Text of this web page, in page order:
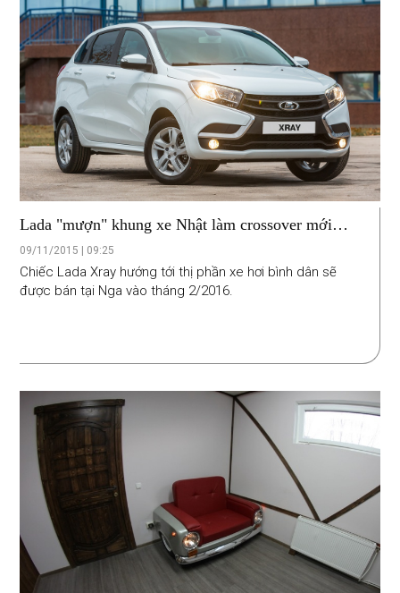
Lada "mượn" khung xe Nhật làm crossover mới
Xray
09/11/2015 | 09:25
Chiếc Lada Xray hướng tới thị phần xe hơi bình dân sẽ
được bán tại Nga vào tháng 2/2016.